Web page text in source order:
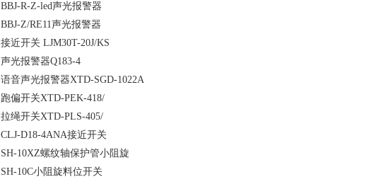
BBJ-R-Z-led声光报警器
BBJ-Z/RE11声光报警器
接近开关 LJM30T-20J/KS
声光报警器Q183-4
语音声光报警器XTD-SGD-1022A
跑偏开关XTD-PEK-418/
拉绳开关XTD-PLS-405/
CLJ-D18-4ANA接近开关
SH-10XZ螺纹轴保护管小阻旋
SH-10C小阻旋料位开关